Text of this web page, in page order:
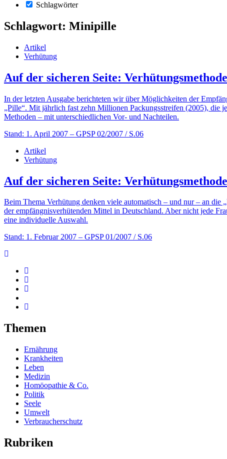
Schlagwörter
Schlagwort: Minipille
Artikel
Verhütung
Auf der sicheren Seite:
In der letzten Ausgabe berichteten wir über Möglichkeiten der
„Pille“. Mit jährlich fast zehn Millionen Packungsstreifen (2005), die
Methoden – mit unterschiedlichen Vor- und Nachteilen.
Stand: 1. April 2007 – GPSP 02/2007 / S.06
Artikel
Verhütung
Auf der sicheren Seite:
Beim Thema Verhütung denken viele automatisch – und nur – an
der empfängnisverhütenden Mittel in Deutschland. Aber nicht jede
eine individuelle Auswahl.
Stand: 1. Februar 2007 – GPSP 01/2007 / S.06
Themen
Ernährung
Krankheiten
Leben
Medizin
Homöopathie & Co.
Politik
Seele
Umwelt
Verbraucherschutz
Rubriken